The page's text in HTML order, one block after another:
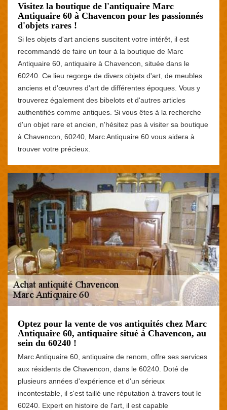
Visitez la boutique de l'antiquaire Marc
Antiquaire 60 à Chavencon pour les passionnés
d'objets rares !
Si les objets d'art anciens suscitent votre intérêt, il est
recommandé de faire un tour à la boutique de Marc
Antiquaire 60, antiquaire à Chavencon, située dans le
60240. Ce lieu regorge de divers objets d'art, de meubles
anciens et d'œuvres d'art de différentes époques. Vous y
trouverez également des bibelots et d'autres articles
authentifiés comme antiques. Si vous êtes à la recherche
d'un objet rare et ancien, n'hésitez pas à visiter sa boutique
à Chavencon, 60240, Marc Antiquaire 60 vous aidera à
trouver votre précieux.
Optez pour la vente de vos antiquités chez Marc
Antiquaire 60, antiquaire situé à Chavencon, au
sein du 60240 !
Marc Antiquaire 60, antiquaire de renom, offre ses services
aux résidents de Chavencon, dans le 60240. Doté de
plusieurs années d'expérience et d'un sérieux
incontestable, il s'est taillé une réputation à travers tout le
60240. Expert en histoire de l'art, il est capable